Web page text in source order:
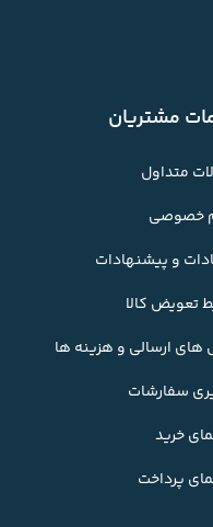
مشتریان
متداول
خصوصی
و پیشنهادات
تعویض کالا
ارسالی و هزینه ها
سفارشات
خرید
پرداخت